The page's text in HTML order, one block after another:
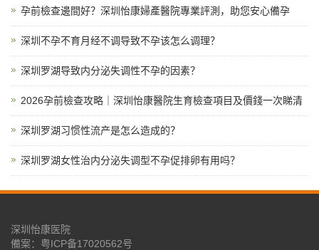
孕前檢查邊間好？深圳怡康婦產醫院專業評測，助您安心備孕
深圳不孕不育月经不调导致不孕该怎么调理？
深圳罗湖导致内分泌失调性不孕的因素？
2026孕前檢查攻略｜深圳怡康醫院生育檢查項目及價錢一次睇清
深圳罗湖习惯性流产是怎么造成的？
深圳罗湖女性治内分泌失调型不孕促排卵有用吗？
深圳怡康医院
備案： 粤ICP备17020562号